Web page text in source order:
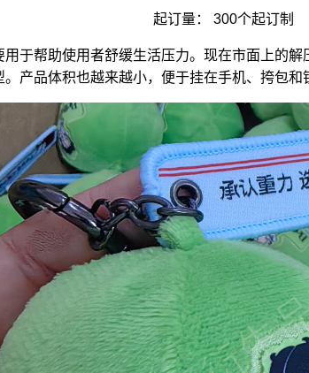
起订量： 300个起订制
用于帮助使用者舒缓生活压力。现在市面上的
。产品体积也越来越小，便于挂在手机、挎包和